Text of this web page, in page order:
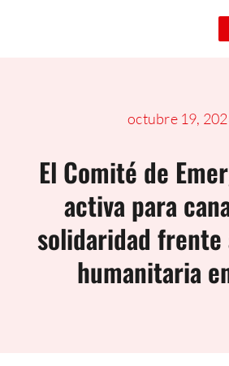
octubre 19,
El Comité de
activa para
solidaridad
humanitaria